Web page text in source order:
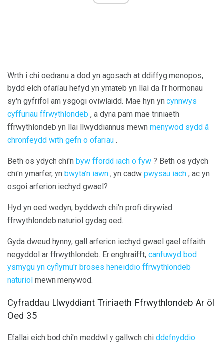
Wrth i chi oedranu a dod yn agosach at ddiffyg menopos,
bydd eich ofarïau hefyd yn ymateb yn llai da i'r hormonau
sy'n gyfrifol am ysgogi oviwlaidd. Mae hyn yn cynnwys
cyffuriau ffrwythlondeb , a dyna pam mae triniaeth
ffrwythlondeb yn llai llwyddiannus mewn menywod sydd â
chronfeydd wrth gefn o ofarïau .
Beth os ydych chi'n byw ffordd iach o fyw ? Beth os ydych
chi'n ymarfer, yn bwyta'n iawn , yn cadw pwysau iach , ac yn
osgoi arferion iechyd gwael?
Hyd yn oed wedyn, byddwch chi'n profi dirywiad
ffrwythlondeb naturiol gydag oed.
Gyda dweud hynny, gall arferion iechyd gwael gael effaith
negyddol ar ffrwythlondeb. Er enghraifft, canfuwyd bod
ysmygu yn cyflymu'r broses heneiddio ffrwythlondeb
naturiol mewn menywod.
Cyfraddau Llwyddiant Triniaeth Ffrwythlondeb Ar ôl
Oed 35
Efallai eich bod chi'n meddwl y gallwch chi ddefnyddio